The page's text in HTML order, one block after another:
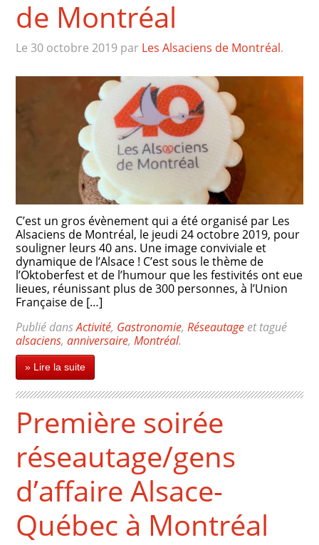
de Montréal
Le 30 octobre 2019 par Les Alsaciens de Montréal.
C’est un gros évènement qui a été organisé par Les
Alsaciens de Montréal, le jeudi 24 octobre 2019, pour
souligner leurs 40 ans. Une image conviviale et
dynamique de l’Alsace ! C’est sous le thème de
l’Oktoberfest et de l’humour que les festivités ont eue
lieues, réunissant plus de 300 personnes, à l’Union
Française de […]
Publié dansActivité, Gastronomie,Réseautage et tagué
alsaciens,anniversaire,Montréal.
» Lire la suite
Première soirée
réseautage/gens
d’affaire Alsace-
Québec à Montréal